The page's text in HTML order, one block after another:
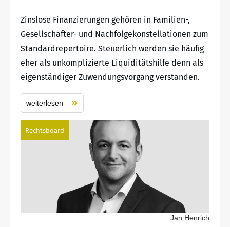
Zinslose Finanzierungen gehören in Familien-,
Gesellschafter- und Nachfolgekonstellationen zum
Standardrepertoire. Steuerlich werden sie häufig
eher als unkomplizierte Liquiditätshilfe denn als
eigenständiger Zuwendungsvorgang verstanden.
weiterlesen
Rechtsboard
Jan Henrich